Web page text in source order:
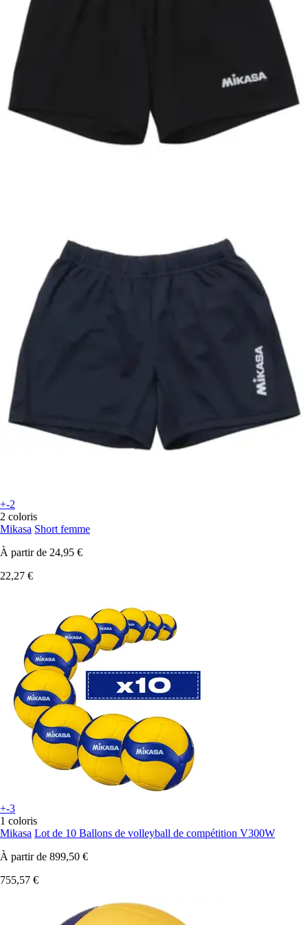
+-2
2 coloris
Mikasa Short femme
À partir de 24,95 €
22,27 €
+-3
1 coloris
Mikasa Lot de 10 Ballons de volleyball de compétition V300W
À partir de 899,50 €
755,57 €